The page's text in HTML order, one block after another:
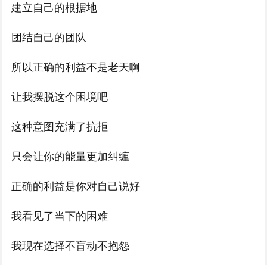
建立自己的根据地
团结自己的团队
所以正确的利益不是老天啊
让我摆脱这个困境吧
这种意图充满了抗拒
只会让你的能量更加纠缠
正确的利益是你对自己说好
我看见了当下的困难
我现在选择不盲动不抱怨